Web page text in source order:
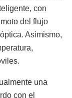
con
del flujo
Asimismo,
una
con el